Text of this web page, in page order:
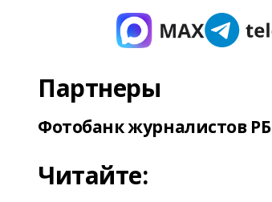
Партнеры
Фотобанк журналистов РБ
Читайте: